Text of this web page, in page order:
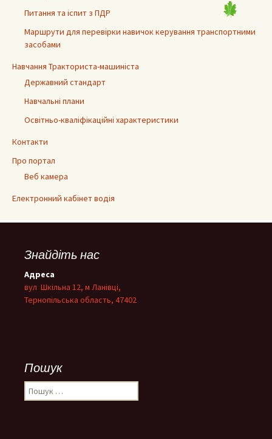
Питання та іспит з ПДР
Маршрути для перевірки навичок керування транспортними
засобами
Навчання Тракториста-машиніста
Державний стандарт
Навчальні плани
Освітньо-кваліфікаційні характеристики
Контакти
Про портал
Веб камера
Електронний кабінет водія
Знайдіть нас
Адреса
вул Шкільна 12, м Ланівці,
Тернопільська область, 47402
Пошук
Пошук: